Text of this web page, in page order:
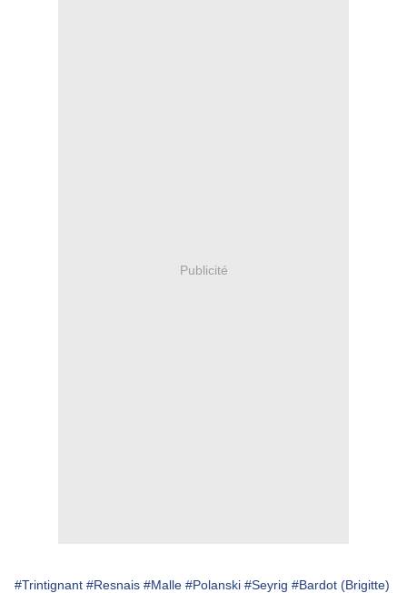
Publicité
#Trintignant #Resnais #Malle #Polanski #Seyrig #Bardot (Brigitte)